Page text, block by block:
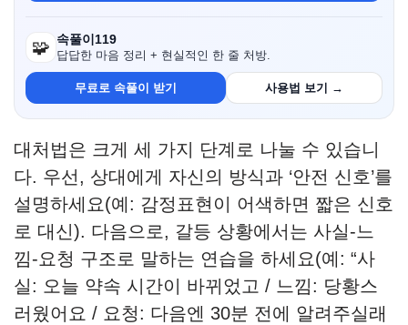
🧩 속풀이119
답답한 마음 정리 + 현실적인 한 줄 처방.
무료로 속풀이 받기 사용법 보기 →
대처법은 크게 세 가지 단계로 나눌 수 있습니
다. 우선, 상대에게 자신의 방식과 ‘안전 신호’를
설명하세요(예: 감정표현이 어색하면 짧은 신호
로 대신). 다음으로, 갈등 상황에서는 사실-느
낌-요청 구조로 말하는 연습을 하세요(예: “사
실: 오늘 약속 시간이 바뀌었고 / 느낌: 당황스
러웠어요 / 요청: 다음엔 30분 전에 알려주실래